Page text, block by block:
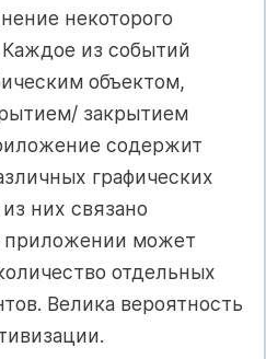
некоторого
Каждое из событий
объектом,
закрытием
содержит
графических
них связано
приложении может
отдельных
Велика вероятность